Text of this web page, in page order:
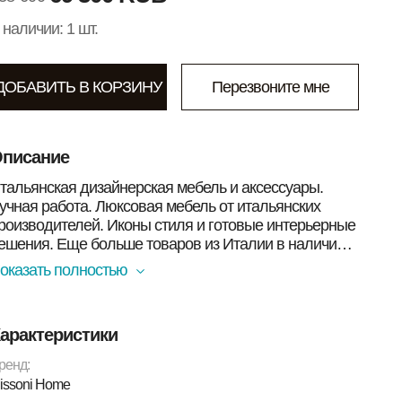
1 шт.
В КОРЗИНУ Перезвоните мне
дизайнерская мебель и аксессуары.
работа. Люксовая мебель от итальянских
Иконы стиля и готовые интерьерные
Еще больше товаров из Италии в наличии в
Вы найдете в нашем магазине. Смотрите
крашеный в белый металл.<br />
b> диаметр 90 см<br><b>Бренд:
Missoni Home<br><b>Коллекция:</b> Golden
b> 140
полностью
Home